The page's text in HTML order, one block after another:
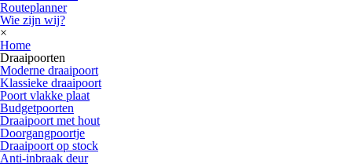
Routeplanner
Wie zijn wij?
×
Home
Draaipoorten
Moderne draaipoort
Klassieke draaipoort
Poort vlakke plaat
Budgetpoorten
Draaipoort met hout
Doorgangpoortje
Draaipoort op stock
Anti-inbraak deur